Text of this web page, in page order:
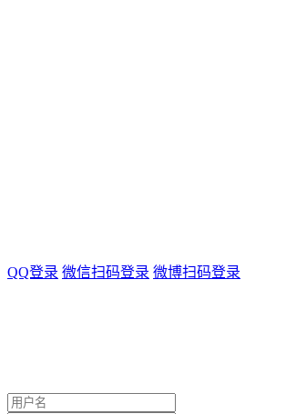
QQ登录 微信扫码登录 微博扫码登录